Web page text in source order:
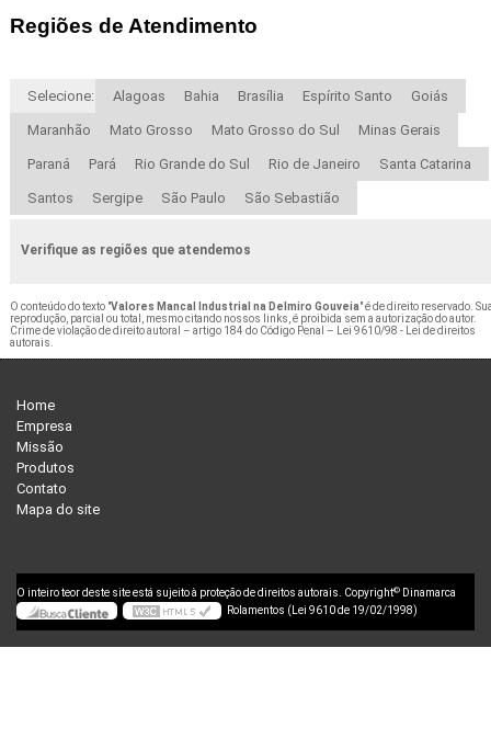
Regiões de Atendimento
Selecione: Alagoas Bahia Brasília Espírito Santo Goiás
Maranhão Mato Grosso Mato Grosso do Sul Minas Gerais
Paraná Pará Rio Grande do Sul Rio de Janeiro Santa Catarina
Santos Sergipe São Paulo São Sebastião
Verifique as regiões que atendemos
O conteúdo do texto "Valores Mancal Industrial na Delmiro Gouveia" é de direito reservado.
reprodução, parcial ou total, mesmo citando nossos links, é proibida sem a autorização do autor.
Crime de violação de direito autoral – artigo 184 do Código Penal – Lei 9610/98 - Lei de direitos
autorais.
Home
Empresa
Missão
Produtos
Contato
Mapa do site
O inteiro teor deste site está sujeito à proteção de direitos autorais. Copyright© Dinamarca
Rolamentos (Lei 9610 de 19/02/1998)